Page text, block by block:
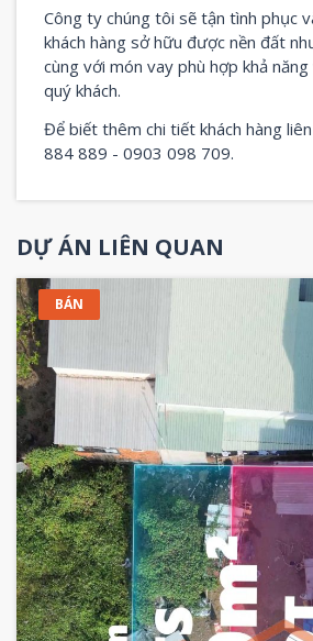
Công ty chúng tôi sẽ tận tình phục
khách hàng sở hữu được nền đất
cùng với món vay phù hợp khả năng
quý khách.
Để biết thêm chi tiết khách hàng
884 889 - 0903 098 709.
DỰ ÁN LIÊN QUAN
BÁN